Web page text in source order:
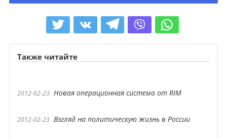
Также читайте
2012-02-23 Новая операционная система от RIM
2012-02-23 Взгляд на политическую жизнь в России